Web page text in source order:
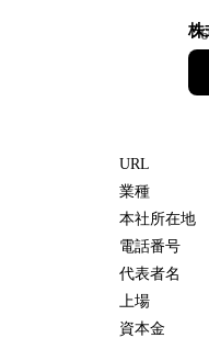
株6
URL
業種
本社所在地
電話番号
代表者名
上場
資本金